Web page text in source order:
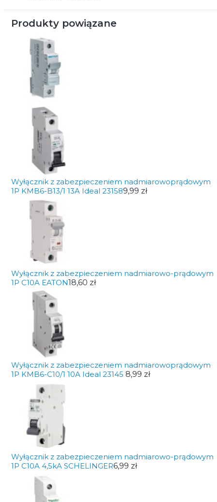
Produkty powiązane
Wyłącznik z zabezpieczeniem nadmiarowoprądowym
1P KMB6-B13/1 13A Ideal 231589,99 zł
Wyłącznik z zabezpieczeniem nadmiarowo-prądowym
1P C10A EATON18,60 zł
Wyłącznik z zabezpieczeniem nadmiarowoprądowym
1P KMB6-C10/1 10A Ideal 23145 8,99 zł
Wyłącznik z zabezpieczeniem nadmiarowo-prądowym
1P C10A 4,5kA SCHELINGER6,99 zł